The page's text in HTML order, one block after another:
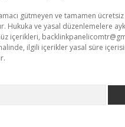
gütmeyen ve tamamen
Hukuka ve yasal düzenlemelere
içerikleri,
ilgili içerikler yasal süre